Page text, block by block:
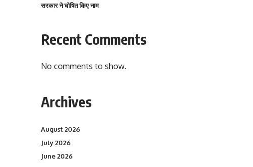
सरकार ने घोषित किए नाम
Recent Comments
No comments to show.
Archives
August 2026
July 2026
June 2026